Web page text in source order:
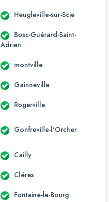
Heugleville-sur-Scie
Bosc-Guérard-Saint-
Adrien
montville
Gainneville
Rogerville
Gonfreville-l'Orcher
Cailly
Cléres
Fontaine-le-Bourg